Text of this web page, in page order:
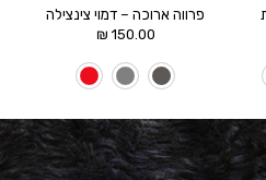
פרווה ארוכה – דמוי צינצילה
150.00
₪